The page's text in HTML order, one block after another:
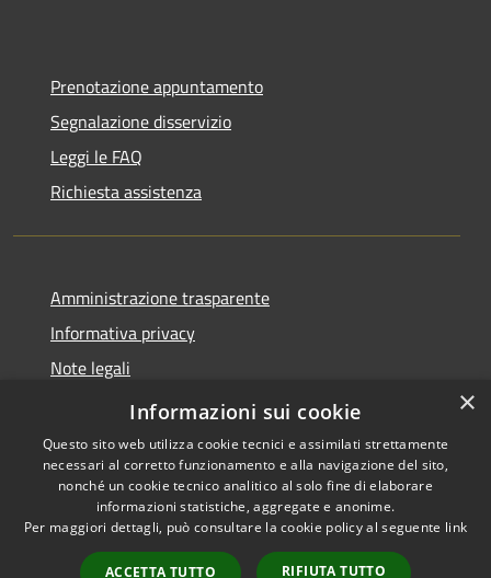
Prenotazione appuntamento
Segnalazione disservizio
Leggi le FAQ
Richiesta assistenza
Amministrazione trasparente
Informativa privacy
Note legali
Dichiarazione di accessibilità
Accessibilità
Copyright © 2026 • Comune di
Bellaria Igea Marina • Powered
byMunicipium Accesso
×
Informazioni sui cookie
Questo sito web utilizza cookie tecnici e assimilati strettamente
necessari al corretto funzionamento e alla navigazione del sito,
nonché un cookie tecnico analitico al solo fine di elaborare
informazioni statistiche, aggregate e anonime.
Per maggiori dettagli, può consultare la cookie policy al seguente link
ACCETTA TUTTO RIFIUTA TUTTO